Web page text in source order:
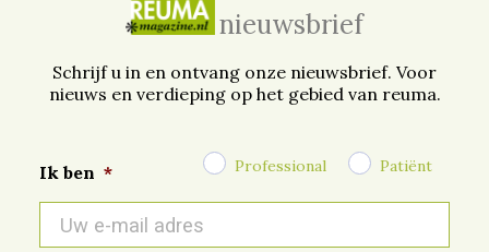
nieuwsbrief
Schrijf u in en ontvang onze nieuwsbrief. Voor
nieuws en verdieping op het gebied van reuma.
Ik ben * Professional Patiënt
mail
*